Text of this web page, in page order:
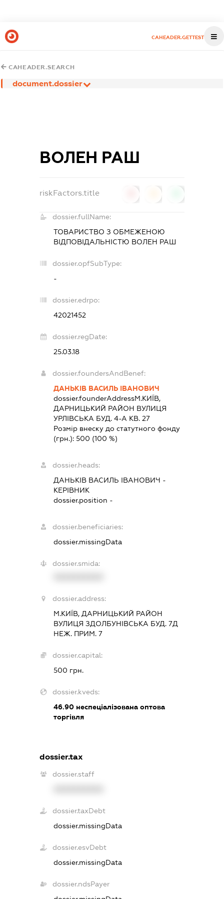
CAHEADER.GETTEST
CAHEADER.SEARCH
document.dossier
ВОЛЕН РАШ
riskFactors.title
dossier.fullName:
ТОВАРИСТВО З ОБМЕЖЕНОЮ
ВІДПОВІДАЛЬНІСТЮ ВОЛЕН РАШ
dossier.opfSubType:
-
dossier.edrpo:
42021452
dossier.regDate:
25.03.18
dossier.foundersAndBenef:
ДАНЬКІВ ВАСИЛЬ ІВАНОВИЧ
dossier.founderAddressМ.КИЇВ,
ДАРНИЦЬКИЙ РАЙОН ВУЛИЦЯ
УРЛІВСЬКА БУД. 4-А КВ. 27
Розмір внеску до статутного фонду
(грн.): 500 (100 %)
dossier.heads:
ДАНЬКІВ ВАСИЛЬ ІВАНОВИЧ -
КЕРІВНИК
dossier.position -
dossier.beneficiaries:
dossier.missingData
dossier.smida:
dossier.address:
М.КИЇВ, ДАРНИЦЬКИЙ РАЙОН
ВУЛИЦЯ ЗДОЛБУНІВСЬКА БУД. 7Д
НЕЖ. ПРИМ. 7
dossier.capital:
500 грн.
dossier.kveds:
46.90неспеціалізована оптова
торгівля
dossier.tax
dossier.staff
dossier.taxDebt
dossier.missingData
dossier.esvDebt
dossier.missingData
dossier.ndsPayer